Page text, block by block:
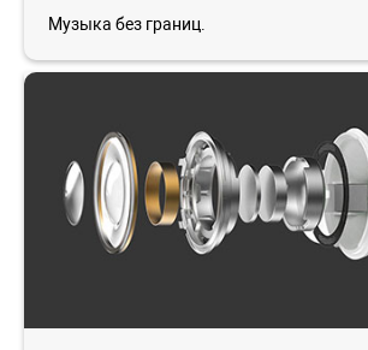
Музыка без границ.